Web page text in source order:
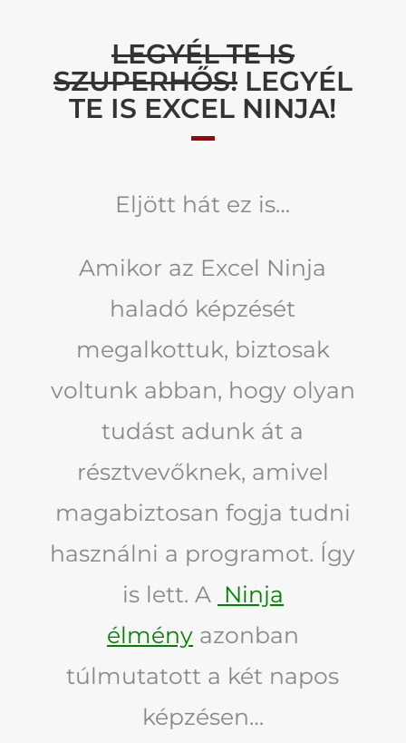
LEGYÉL TE IS
SZUPERHŐS!LEGYÉL
TE IS EXCEL NINJA!
Eljött hát ez is…
Amikor az Excel Ninja
haladó képzését
megalkottuk, biztosak
voltunk abban, hogy olyan
tudást adunk át a
résztvevőknek, amivel
magabiztosan fogja tudni
használni a programot. Így
is lett. A Ninja
élményazonban
túlmutatott a két napos
képzésen…